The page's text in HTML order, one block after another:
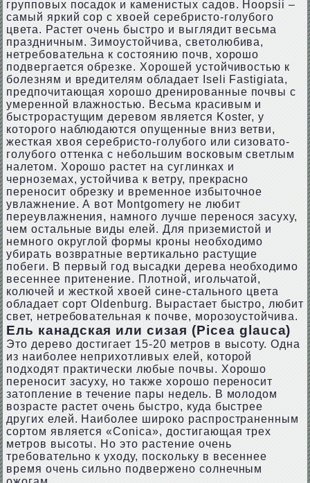
групповых посадок и каменистых садов. Hoopsii –
самый яркий сор с хвоей серебристо-голубого
цвета. Растет очень быстро и выглядит весьма
праздничным. Зимоустойчива, светолюбива,
нетребовательна к состоянию почв, хорошо
подвергается обрезке. Хорошей устойчивостью к
болезням и вредителям обладает Iseli Fastigiata,
предпочитающая хорошо дренированные почвы с
умеренной влажностью. Весьма красивым и
быстрорастущим деревом является Koster, у
которого наблюдаются опущенные вниз ветви,
жесткая хвоя серебристо-голубого или сизовато-
голубого оттенка с небольшим восковым светлым
налетом. Хорошо растет на суглинках и
черноземах, устойчива к ветру, прекрасно
переносит обрезку и временное избыточное
увлажнение. А вот Montgomery не любит
переувлажнения, намного лучше перенося засуху,
чем остальные виды елей. Для приземистой и
немного округлой формы кроны необходимо
убирать возвратные вертикально растущие
побеги. В первый год высадки дерева необходимо
весеннее притенение. Плотной, игольчатой,
колючей и жесткой хвоей сине-стального цвета
обладает сорт Oldenburg. Вырастает быстро, любит
свет, нетребовательная к почве, морозоустойчива.
Ель канадская или сизая (Picea glauca)
Это дерево достигает 15-20 метров в высоту. Одна
из наиболее неприхотливых елей, которой
подходят практически любые почвы. Хорошо
переносит засуху, но также хорошо переносит
затопление в течение пары недель. В молодом
возрасте растет очень быстро, куда быстрее
других елей. Наиболее широко распространенным
сортом является «Conica», достигающая трех
метров высоты. Но это растение очень
требовательно к уходу, поскольку в весеннее
время очень сильно подвержено солнечным